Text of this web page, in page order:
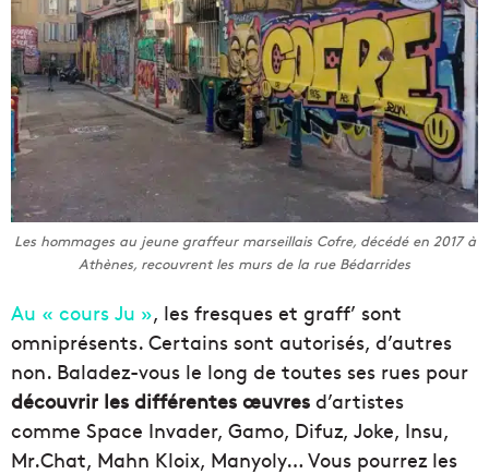
Les hommages au jeune graffeur marseillais Cofre, décédé en 2017 à
Athènes, recouvrent les murs de la rue Bédarrides
Au « cours Ju », les fresques et graff’ sont
omniprésents. Certains sont autorisés, d’autres
non. Baladez-vous le long de toutes ses rues pour
découvrir les différentes œuvres d’artistes
comme Space Invader, Gamo, Difuz, Joke, Insu,
Mr.Chat, Mahn Kloix, Manyoly… Vous pourrez les